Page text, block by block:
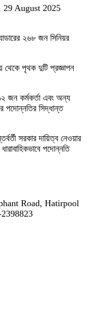
29 August 2025
২৬৮ জন সিনিয়র
থেকে পৃথক দুটি প্রজ্ঞাপন
জন কর্মকর্তা এবং অন্য
পদোন্নতির সিদ্ধান্ত
সরকার দায়িত্ব নেওয়ার
পদোন্নতি
Road, Hatirpool
2398823